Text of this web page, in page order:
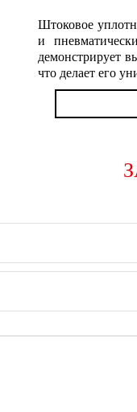
Штоковое
и
демонстрирует
что делает его